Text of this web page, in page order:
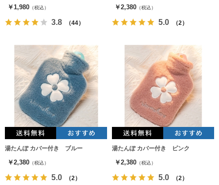
￥1,980 （税込）
3.8 （44）
￥2,380 （税込）
5.0 （2）
湯たんぽ カバー付き ブルー
￥2,380 （税込）
5.0 （2）
湯たんぽ カバー付き ピンク
￥2,380 （税込）
5.0 （2）